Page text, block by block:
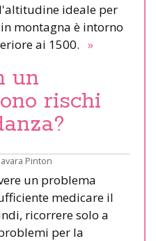
ideale per
montagna è intorno
ai 1500. »
un
rischi
Pinton
un problema
medicare il
ricorrere solo a
per la